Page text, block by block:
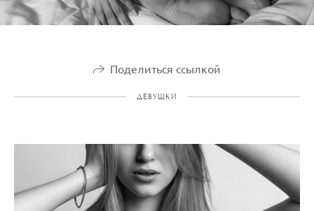
Поделиться ссылкой
ДЕВУШКИ